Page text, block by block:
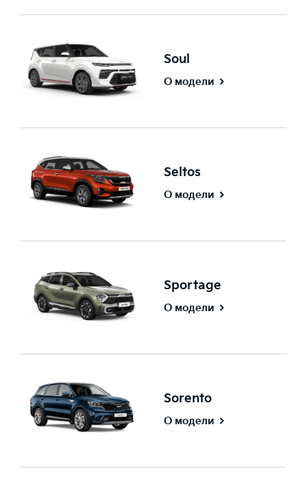
Soul
О модели
Seltos
О модели
Sportage
О модели
Sorento
О модели